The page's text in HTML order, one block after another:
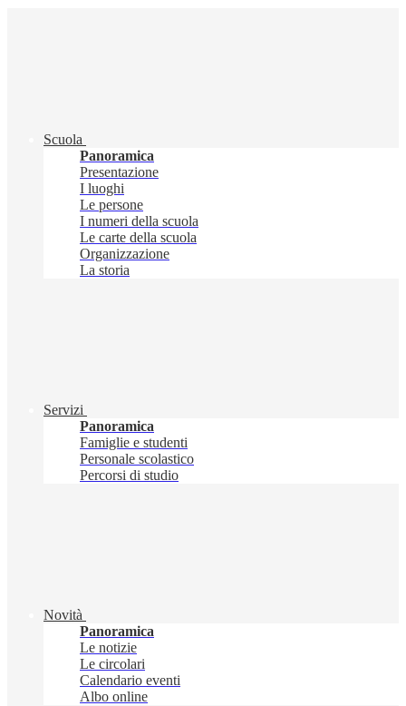
Scuola
Panoramica
Presentazione
I luoghi
Le persone
I numeri della scuola
Le carte della scuola
Organizzazione
La storia
Servizi
Panoramica
Famiglie e studenti
Personale scolastico
Percorsi di studio
Novità
Panoramica
Le notizie
Le circolari
Calendario eventi
Albo online